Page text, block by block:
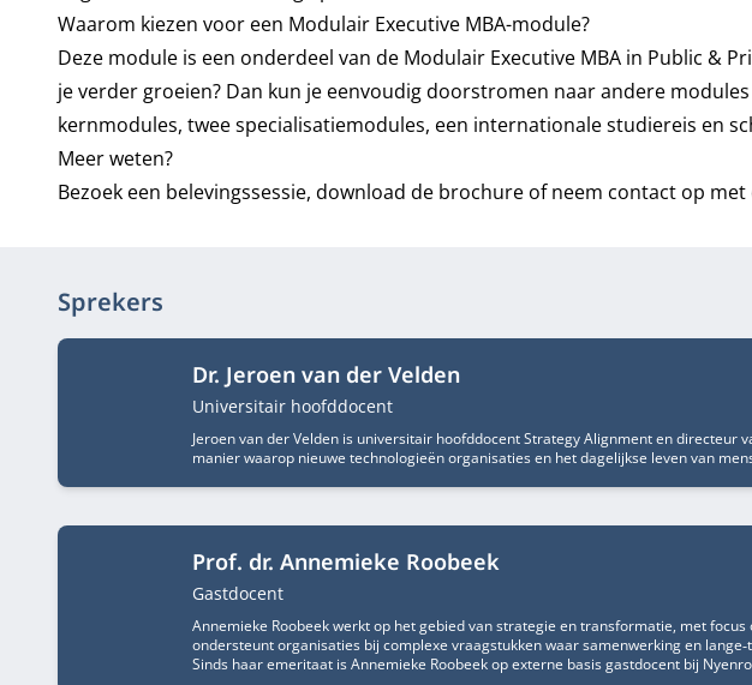
Waarom kiezen voor een Modulair Executive MBA-module?
Deze module is een onderdeel van de Modulair Executive MBA in Public &
je verder groeien? Dan kun je eenvoudig doorstromen naar andere
kernmodules, twee specialisatiemodules, een internationale studiereis en
Meer weten?
Bezoek een belevingssessie, download de brochure of neem contact op
Sprekers
Dr. Jeroen van der Velden
Functietitel
Universitair hoofddocent
Jeroen van der Velden is universitair hoofddocent Strategy Alignment en
manier waarop nieuwe technologieën organisaties en het dagelijkse leven van
Prof. dr. Annemieke Roobeek
Functietitel
Gastdocent
Annemieke Roobeek werkt op het gebied van strategie en transformatie, met
ondersteunt organisaties bij complexe vraagstukken waar samenwerking en
Sinds haar emeritaat is Annemieke Roobeek op externe basis gastdocent bij